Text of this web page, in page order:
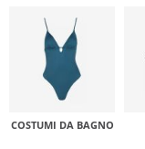
COSTUMI DA BAGNO